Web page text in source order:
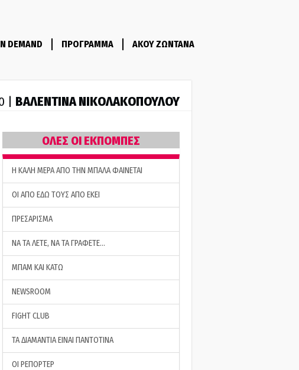
DEMAND ΠΡΟΓΡΑΜΜΑ ΑΚΟΥ ΖΩΝΤΑΝΑ
| ΒΑΛΕΝΤΙΝΑ ΝΙΚΟΛΑΚΟΠΟΥΛΟΥ
ΟΛΕΣ ΟΙ ΕΚΠΟΜΠΕΣ
H ΚΑΛΗ ΜΕΡΑ ΑΠΟ ΤΗΝ ΜΠΑΛΑ ΦΑΙΝΕΤΑΙ
ΟΙ ΑΠΟ ΕΔΩ ΤΟΥΣ ΑΠΟ ΕΚΕΙ
ΠΡΕΣΑΡΙΣΜΑ
ΝΑ ΤΑ ΛΕΤΕ, ΝΑ ΤΑ ΓΡΑΦΕΤΕ…
ΜΠΑΜ ΚΑΙ ΚΑΤΩ
NEWSROOM
FIGHT CLUB
ΤΑ ΔΙΑΜΑΝΤΙΑ ΕΙΝΑΙ ΠΑΝΤΟΤΙΝΑ
ΟΙ ΡΕΠΟΡΤΕΡ